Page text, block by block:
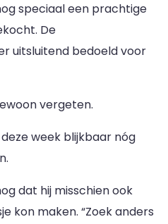
speciaal een prachtige
De
uitsluitend bedoeld voor
vergeten.
week blijkbaar nóg
dat hij misschien ook
kon maken. “Zoek anders